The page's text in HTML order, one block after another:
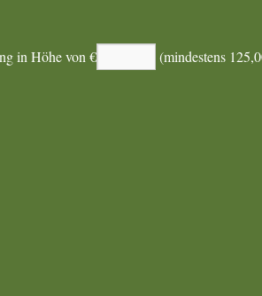
in Höhe von € (mindestens